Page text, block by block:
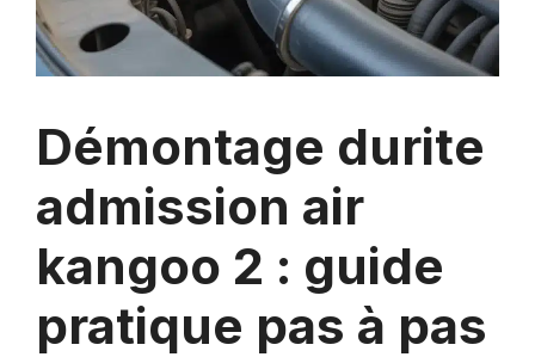
Démontage durite
admission air
kangoo 2 : guide
pratique pas à pas